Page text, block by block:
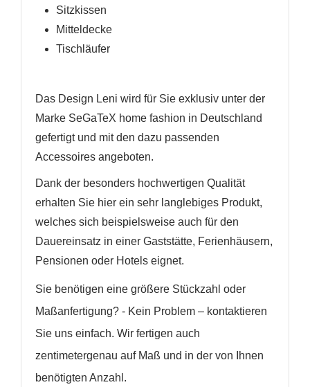
Sitzkissen
Mitteldecke
Tischläufer
Das Design Leni wird für Sie exklusiv unter der
Marke SeGaTeX home fashion in Deutschland
gefertigt und mit den dazu passenden
Accessoires angeboten.
Dank der besonders hochwertigen Qualität
erhalten Sie hier ein sehr langlebiges Produkt,
welches sich beispielsweise auch für den
Dauereinsatz in einer Gaststätte, Ferienhäusern,
Pensionen oder Hotels eignet.
Sie benötigen eine größere Stückzahl oder
Maßanfertigung? - Kein Problem – kontaktieren
Sie uns einfach. Wir fertigen auch
zentimetergenau auf Maß und in der von Ihnen
benötigten Anzahl.